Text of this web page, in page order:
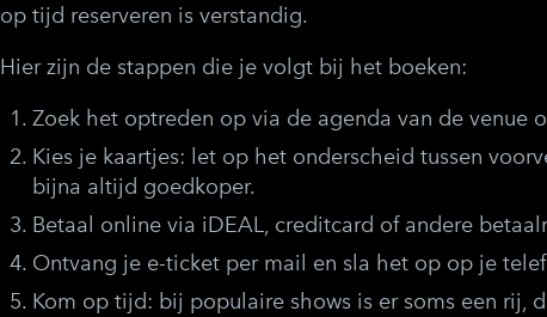
op tijd reserveren is verstandig.
Hier zijn de stappen die je volgt bij het boeken:
Zoek het optreden op via de agenda van de venue
Kies je kaartjes: let op het onderscheid tussen
bijna altijd goedkoper.
Betaal online via iDEAL, creditcard of andere
Ontvang je e-ticket per mail en sla het op op je
Kom op tijd: bij populaire shows is er soms een rij,